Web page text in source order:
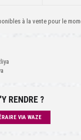
à la vente pour le
RENDRE ?
VIA WAZE